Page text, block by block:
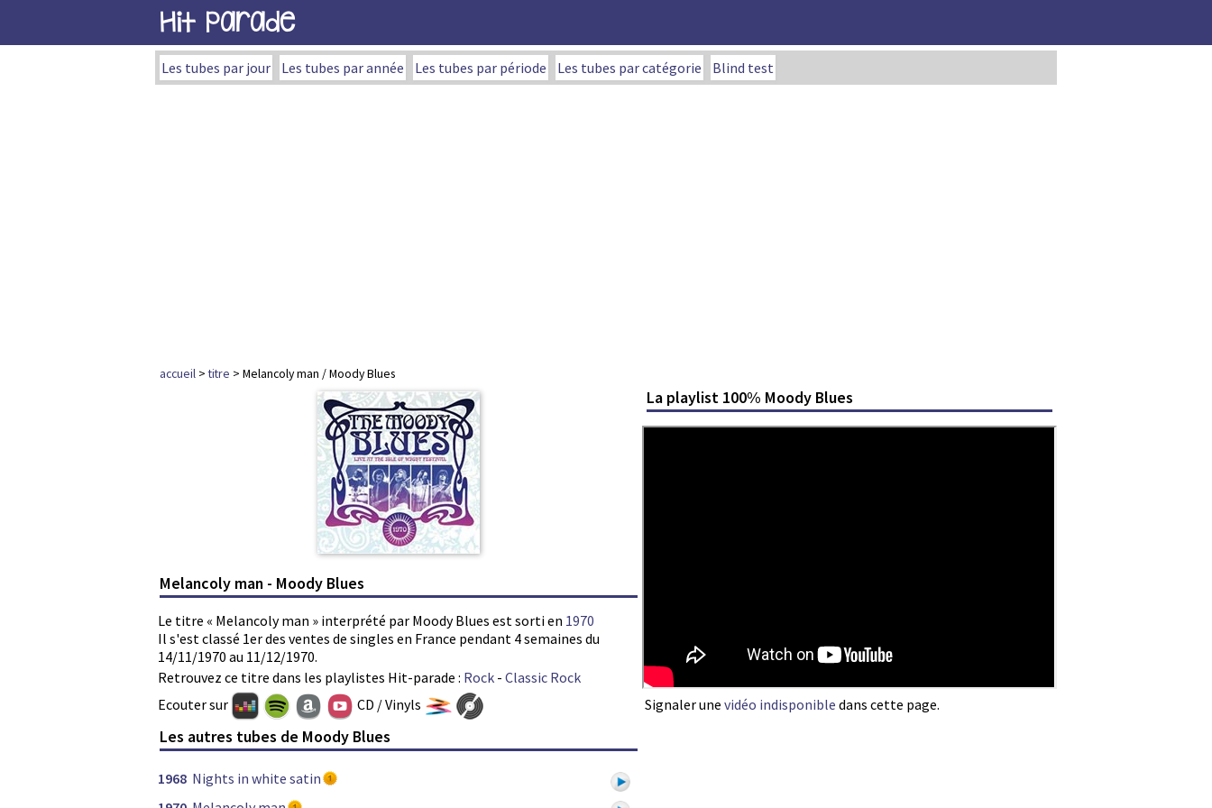
Hit Parade
Les tubes par jour Les tubes par année Les tubes par période Les tubes par catégorie Blind test
accueil >titre > Melancoly man / Moody Blues
Melancoly man - Moody Blues
Le titre « Melancoly man » interprété par Moody Blues est sorti en 1970
Il s'est classé 1er des ventes de singles en France pendant 4 semaines du
14/11/1970 au 11/12/1970.
Retrouvez ce titre dans les playlistes Hit-parade : Rock - Classic Rock
La playlist 100% Moody Blues
Signaler une vidéo indisponible dans cette page.
Ecouter sur CD / Vinyls
Les autres tubes de Moody Blues
1968 Nights in white satin